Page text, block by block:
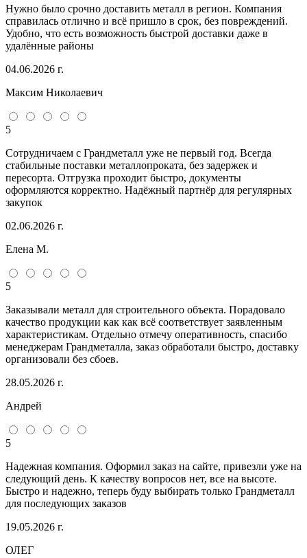
Нужно было срочно доставить металл в регион. Компания
справилась отлично и всё пришло в срок, без повреждений.
Удобно, что есть возможность быстрой доставки даже в
удалённые районы
04.06.2026 г.
Максим Николаевич
5
Сотрудничаем с Грандметалл уже не первый год. Всегда
стабильные поставки металлопроката, без задержек и
пересорта. Отгрузка проходит быстро, документы
оформляются корректно. Надёжный партнёр для регулярных
закупок
02.06.2026 г.
Елена М.
5
Заказывали металл для строительного объекта. Порадовало
качество продукции как как всё соответствует заявленным
характеристикам. Отдельно отмечу оперативность, спасибо
менеджерам Грандметалла, заказ обработали быстро, доставку
организовали без сбоев.
28.05.2026 г.
Андрей
5
Надежная компания. Оформил заказ на сайте, привезли уже на
следующий день. К качеству вопросов нет, все на высоте.
Быстро и надежно, теперь буду выбирать только Грандметалл
для последующих заказов
19.05.2026 г.
ОЛЕГ